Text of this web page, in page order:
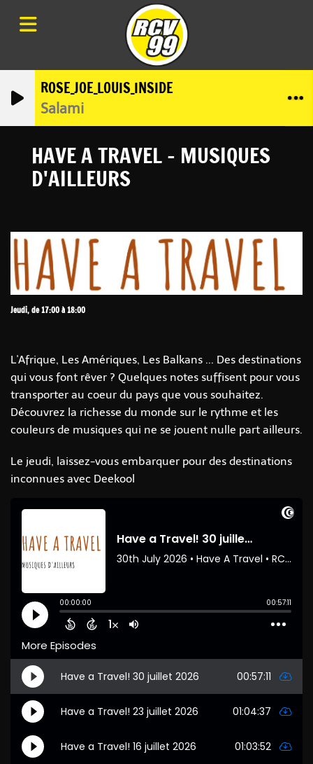
ROSE_JOE_LOUIS_INSIDE
Salami
HAVE A TRAVEL - MUSIQUES
D'AILLEURS
Jeudi, de 17:00 à 18:00
L'Afrique, Les Amériques, Les Balkans ... Des destinations
qui vous font rêver ? Quelques notes suffisent pour vous
transporter au coeur du pays que vous souhaitez.
Découvrez la richesse du monde sur le rythme et les
couleurs de musiques qui ne se jouent nulle part ailleurs.
Le jeudi, laissez-vous embarquer pour des destinations
inconnues avec Deekool